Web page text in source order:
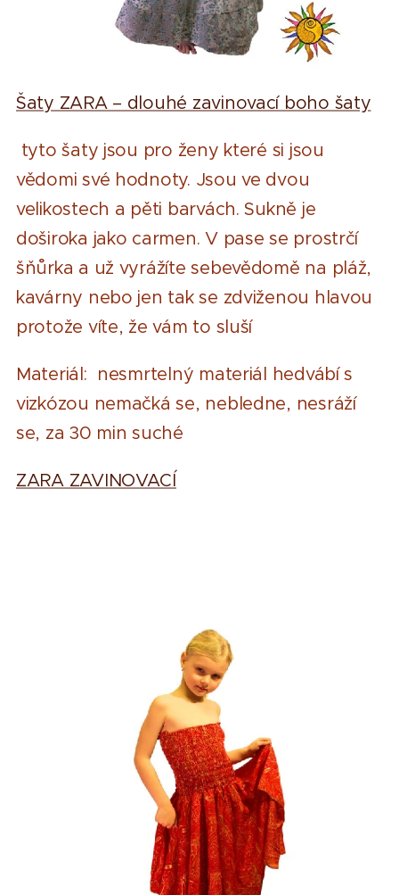
Šaty ZARA – dlouhé zavinovací boho šaty
tyto šaty jsou pro ženy které si jsou
vědomi své hodnoty. Jsou ve dvou
velikostech a pěti barvách. Sukně je
doširoka jako carmen. V pase se prostrčí
šňůrka a už vyrážíte sebevědomě na pláž,
kavárny nebo jen tak se zdviženou hlavou
protože víte, že vám to sluší
Materiál: nesmrtelný materiál hedvábí s
vizkózou nemačká se, nebledne, nesráží
se, za 30 min suché
ZARA ZAVINOVACÍ